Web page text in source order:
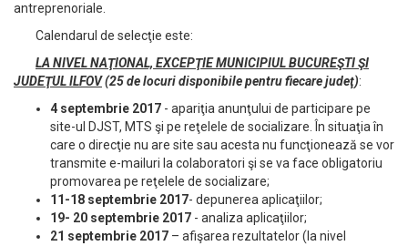
antreprenoriale.
Calendarul de selecţie este:
LA NIVEL NAŢIONAL, EXCEPŢIE MUNICIPIUL BUCUREŞTI ŞI
JUDEŢUL ILFOV(25 de locuri disponibile pentru fiecare judeţ):
4 septembrie 2017 - apariţia anunţului de participare pe
site-ul DJST, MTS şi pe reţelele de socializare. În situaţia în
care o direcţie nu are site sau acesta nu funcţionează se vor
transmite e-mailuri la colaboratori şi se va face obligatoriu
promovarea pe reţelele de socializare;
11-18 septembrie 2017- depunerea aplicaţiilor;
19- 20 septembrie 2017 - analiza aplicaţiilor;
21 septembrie 2017 – afişarea rezultatelor (la nivel